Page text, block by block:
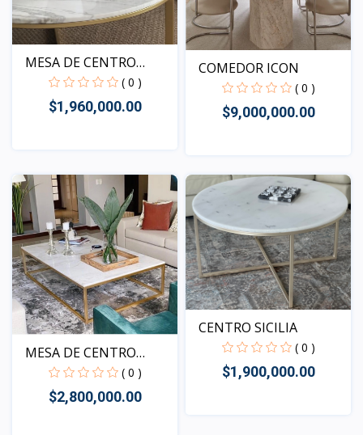
MESA DE CENTRO
MURANO
( 0 )
$1,960,000.00
COMEDOR ICON
( 0 )
$9,000,000.00
Vista
MESA DE CENTRO
BIELLA
( 0 )
$2,800,000.00
CENTRO SICILIA
( 0 )
$1,900,000.00